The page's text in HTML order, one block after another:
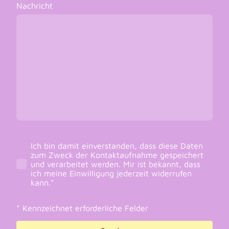
Nachricht
Ich bin damit einverstanden, dass diese Daten
zum Zweck der Kontaktaufnahme gespeichert
und verarbeitet werden. Mir ist bekannt, dass
ich meine Einwilligung jederzeit widerrufen
kann.*
* Kennzeichnet erforderliche Felder